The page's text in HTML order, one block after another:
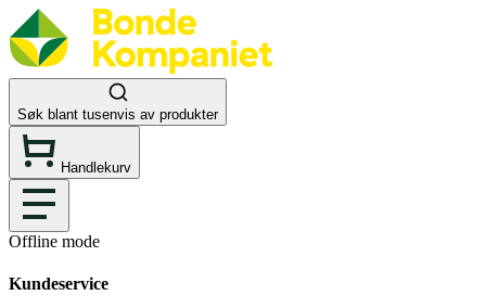
Søk blant tusenvis av produkter
Handlekurv
Offline mode
Kundeservice